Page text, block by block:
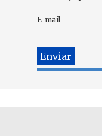
E-mail